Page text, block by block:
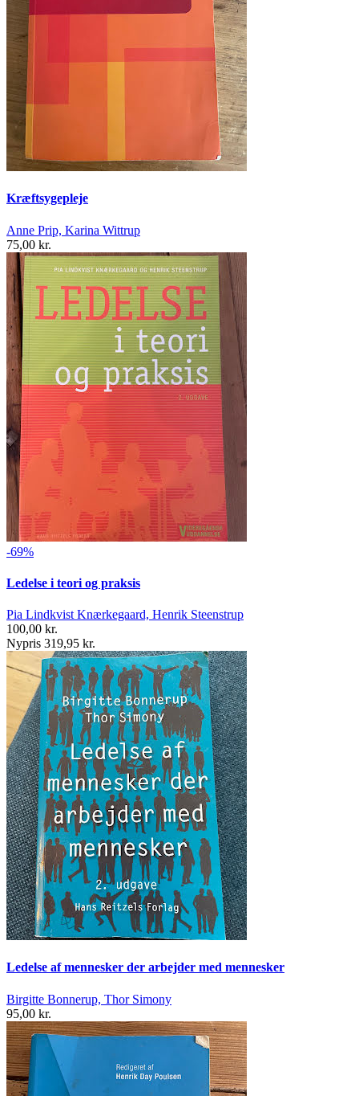
Kræftsygepleje
Anne Prip, Karina Wittrup
75,00 kr.
-69%
Ledelse i teori og praksis
Pia Lindkvist Knærkegaard, Henrik Steenstrup
100,00 kr.
Nypris 319,95 kr.
Ledelse af mennesker der arbejder med mennesker
Birgitte Bonnerup, Thor Simony
95,00 kr.